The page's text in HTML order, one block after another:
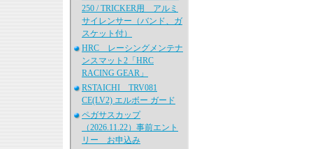
250 / TRICKER用 アルミ
サイレンサー（バンド、ガ
スケット付）
HRC レーシングメンテナ
ンスマット2「HRC
RACING GEAR」
RSTAICHI TRV081
CE(LV2) エルボー ガード
ペガサスカップ
（2026.11.22）事前エント
リー お申込み